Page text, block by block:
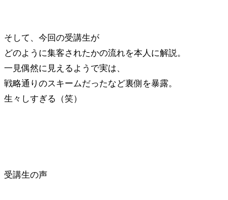
そして、今回の受講生が
どのように集客されたかの流れを本人に解説。
一見偶然に見えるようで実は、
戦略通りのスキームだったなど裏側を暴露。
生々しすぎる（笑）
受講生の声